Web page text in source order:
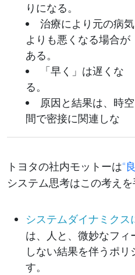
りになる。
治療により元の病気
よりも悪くなる場合が
ある。
「早く」は遅くな
る。
原因と結果は、時空
間で密接に関連しな
トヨタの社内モットーは“
システム思考はこの考え
システムダイナミクス
は、人と、微妙なフィ
しない結果を伴うポ
す。